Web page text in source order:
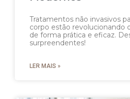
Tratamentos não invasivos
corpo estão revolucionando
de forma prática e eficaz.
surpreendentes!
LER MAIS »